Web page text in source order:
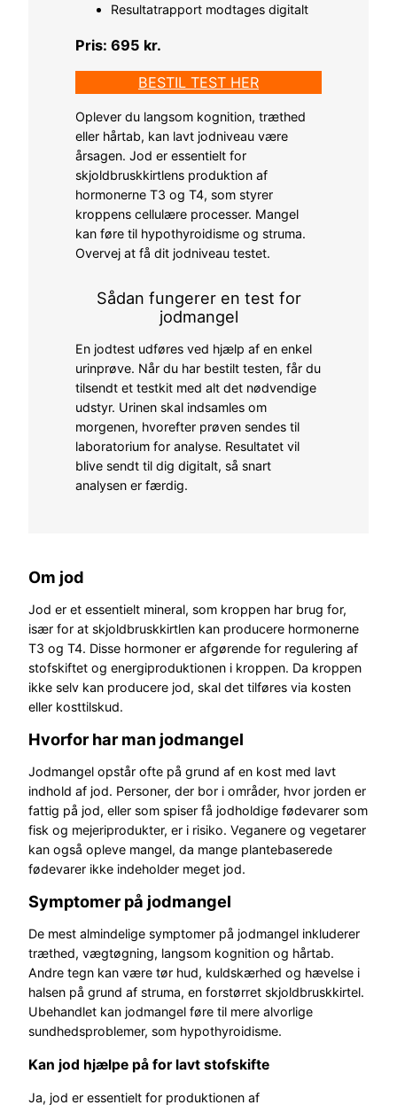
Resultatrapport modtages digitalt
Pris: 695 kr.
BESTIL TEST HER
Oplever du langsom kognition, træthed
eller hårtab, kan lavt jodniveau være
årsagen. Jod er essentielt for
skjoldbruskkirtlens produktion af
hormonerne T3 og T4, som styrer
kroppens cellulære processer. Mangel
kan føre til hypothyroidisme og struma.
Overvej at få dit jodniveau testet.
Sådan fungerer en test for
jodmangel
En jodtest udføres ved hjælp af en enkel
urinprøve. Når du har bestilt testen, får du
tilsendt et testkit med alt det nødvendige
udstyr. Urinen skal indsamles om
morgenen, hvorefter prøven sendes til
laboratorium for analyse. Resultatet vil
blive sendt til dig digitalt, så snart
analysen er færdig.
Om jod
Jod er et essentielt mineral, som kroppen har brug for,
især for at skjoldbruskkirtlen kan producere hormonerne
T3 og T4. Disse hormoner er afgørende for regulering af
stofskiftet og energiproduktionen i kroppen. Da kroppen
ikke selv kan producere jod, skal det tilføres via kosten
eller kosttilskud.
Hvorfor har man jodmangel
Jodmangel opstår ofte på grund af en kost med lavt
indhold af jod. Personer, der bor i områder, hvor jorden er
fattig på jod, eller som spiser få jodholdige fødevarer som
fisk og mejeriprodukter, er i risiko. Veganere og vegetarer
kan også opleve mangel, da mange plantebaserede
fødevarer ikke indeholder meget jod.
Symptomer på jodmangel
De mest almindelige symptomer på jodmangel inkluderer
træthed, vægtøgning, langsom kognition og hårtab.
Andre tegn kan være tør hud, kuldskærhed og hævelse i
halsen på grund af struma, en forstørret skjoldbruskkirtel.
Ubehandlet kan jodmangel føre til mere alvorlige
sundhedsproblemer, som hypothyroidisme.
Kan jod hjælpe på for lavt stofskifte
Ja, jod er essentielt for produktionen af